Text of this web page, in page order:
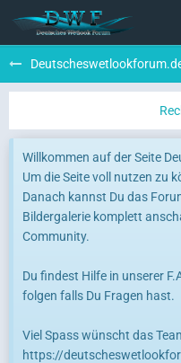
Willkommen auf der Seite
Um die Seite voll nutzen zu
Danach kannst Du das
Bildergalerie komplett
Community.
Du findest Hilfe in unserer
folgen falls Du Fragen hast.
Viel Spass wünscht das
https://